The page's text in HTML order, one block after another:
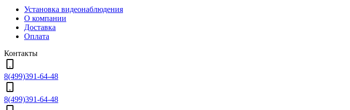
Установка видеонаблюдения
О компании
Доставка
Оплата
Контакты
8(499)391-64-48
8(499)391-64-48